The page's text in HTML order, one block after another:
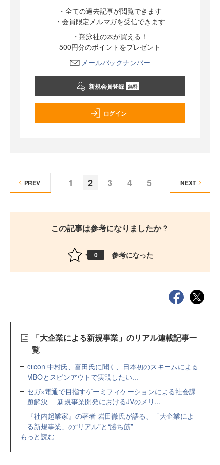
・全ての過去記事が閲覧できます
・会員限定メルマガを受信できます
・翔泳社の本が買える！
500円分のポイントをプレゼント
メールバックナンバー
新規会員登録 無料
ログイン
1 2 3 4 5
PREV NEXT
この記事は参考になりましたか？
0 参考になった
「大企業による新規事業」のリアル連載記事一
覧
eiicon 中村氏、富田氏に聞く、日本初のスキームによる
MBOとスピンアウトで実現したい...
セガ×電通で目指すゲーミフィケーションによる社会課
題解決──新規事業開発におけるJVのメリ...
『社内起業家』の著者 岩田徹氏が語る、「大企業によ
る新規事業」の“リアル”と“勝ち筋”
もっと読む